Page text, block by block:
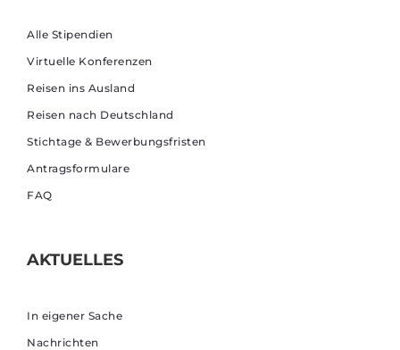
Alle Stipendien
Virtuelle Konferenzen
Reisen ins Ausland
Reisen nach Deutschland
Stichtage & Bewerbungsfristen
Antragsformulare
FAQ
AKTUELLES
In eigener Sache
Nachrichten